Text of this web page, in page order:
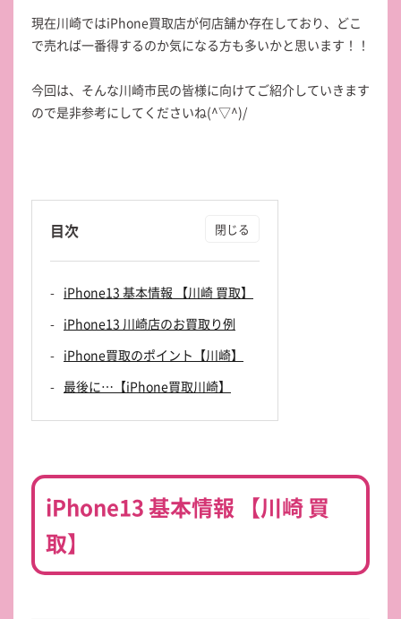
現在川崎ではiPhone買取店が何店舗か存在しており、どこ
で売れば一番得するのか気になる方も多いかと思います！！
今回は、そんな川崎市民の皆様に向けてご紹介していきます
ので是非参考にしてくださいね(^▽^)/
目次
iPhone13 基本情報 【川崎 買取】
iPhone13 川崎店のお買取り例
iPhone買取のポイント【川崎】
最後に…【iPhone買取川崎】
iPhone13 基本情報 【川崎 買
取】